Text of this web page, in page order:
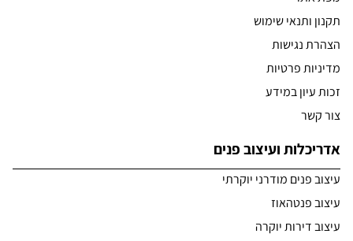
תקנון ותנאי שימוש
הצהרת נגישות
מדיניות פרטיות
זכות עיון במידע
צור קשר
אדריכלות ועיצוב פנים
עיצוב פנים מודרני יוקרתי
עיצוב פנטהאוז
עיצוב דירות יוקרה